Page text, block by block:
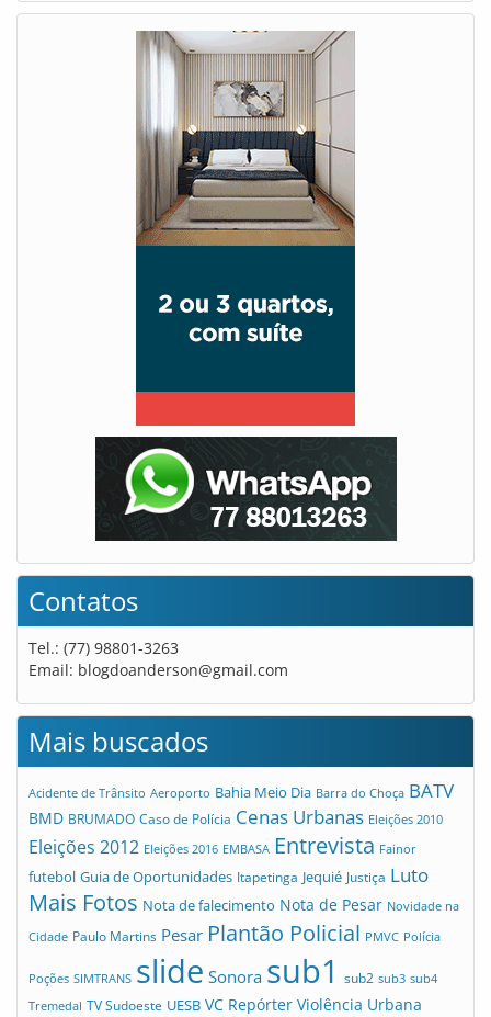
Contatos
Tel.: (77) 98801-3263
Email: blogdoanderson@gmail.com
Mais buscados
Acidente de Trânsito Aeroporto Bahia Meio Dia Barra do Choça BATV
BMD BRUMADO Caso de Polícia Cenas Urbanas Eleições 2010
Eleições 2012 Eleições 2016 EMBASA Entrevista Fainor
futebol Guia de Oportunidades Itapetinga Jequié Justiça Luto
Mais Fotos Nota de falecimento Nota de Pesar Novidade na
Cidade Paulo Martins Pesar Plantão Policial PMVC Polícia
Poções SIMTRANS slide Sonora sub1 sub2 sub3 sub4
Tremedal TV Sudoeste UESB VC Repórter Violência Urbana